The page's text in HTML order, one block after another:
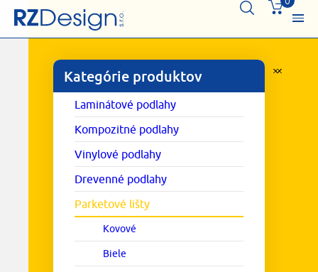
Kategórie produktov
Laminátové podlahy
Kompozitné podlahy
Vinylové podlahy
Drevenné podlahy
Parketové lišty
Kovové
Biele